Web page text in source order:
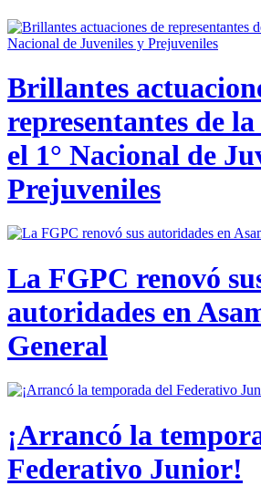
Brillantes
representantes de
el 1° Nacional de
Prejuveniles
La FGPC renovó
autoridades en
General
¡Arrancó la
Federativo Junior!